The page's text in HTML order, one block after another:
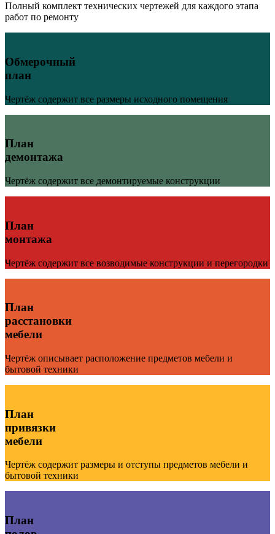
Полный комплект технических чертежей для каждого этапа
работ по ремонту
Обмерочный
план
Чертёж содержит все размеры исходного помещения
План
демонтажа
Чертёж содержит все демонтируемые конструкции
План
монтажа
Чертёж содержит все возводимые конструкции и перегородки
План
расстановки
мебели
Чертёж описывает расположение предметов мебели и
бытовой техники
План
привязки
мебели
Чертёж содержит размеры и отступы предметов мебели и
бытовой техники
План